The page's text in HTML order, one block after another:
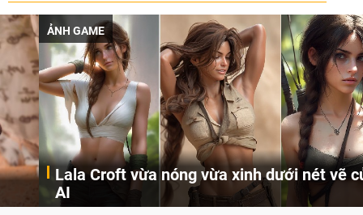
ẢNH GAME
Lala Croft vừa nóng vừa xinh dưới nét vẽ của